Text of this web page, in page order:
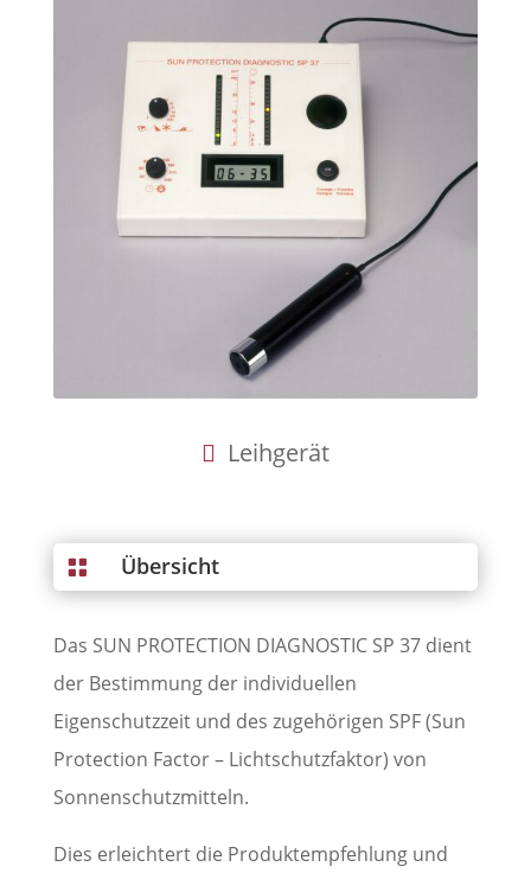
Leihgerät
 Übersicht
Das SUN PROTECTION DIAGNOSTIC SP 37 dient
der Bestimmung der individuellen
Eigenschutzzeit und des zugehörigen SPF (Sun
Protection Factor – Lichtschutzfaktor) von
Sonnenschutzmitteln.
Dies erleichtert die Produktempfehlung und